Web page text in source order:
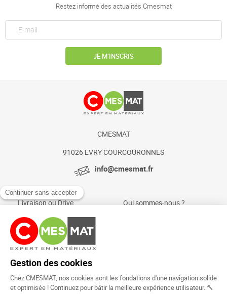
Restez informé des actualités Cmesmat
JE M’INSCRIS
CMESMAT
91026 EVRY COURCOURONNES
info@cmesmat.fr
Livraison ou Drive
Paiement sécurisé
Foire aux questions
Qui sommes-nous ?
Rejoignez la